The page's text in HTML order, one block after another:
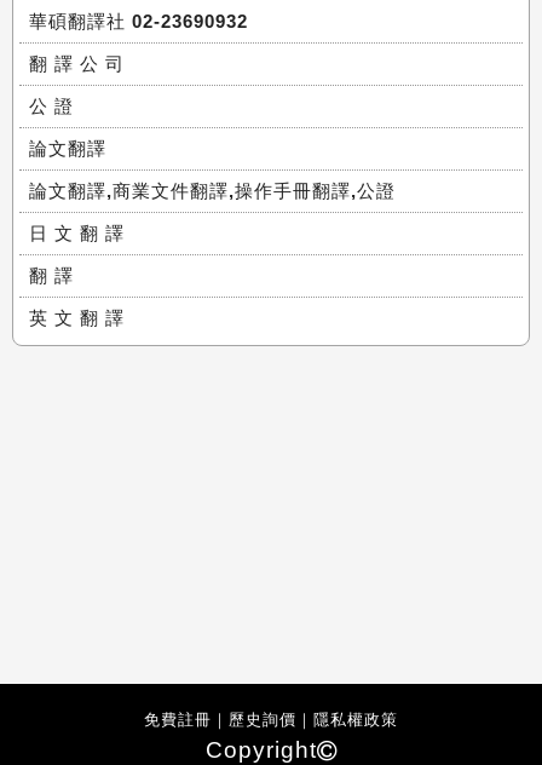
華碩翻譯社 02-23690932
翻 譯 公 司
公 證
論文翻譯
論文翻譯,商業文件翻譯,操作手冊翻譯,公證
日 文 翻 譯
翻 譯
英 文 翻 譯
免費註冊 ｜ 歷史詢價 ｜ 隱私權政策
Copyright